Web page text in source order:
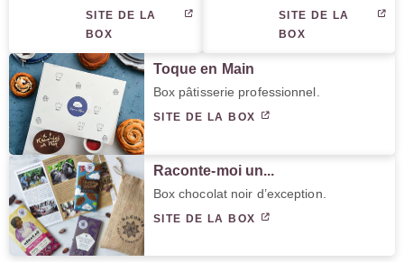
SITE DE LA
BOX
SITE DE LA
BOX
Toque en Main
Box pâtisserie professionnel.
SITE DE LA BOX
Raconte-moi un...
Box chocolat noir d’exception.
SITE DE LA BOX